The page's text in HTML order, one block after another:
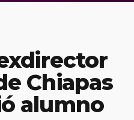
Chiapas
alumno